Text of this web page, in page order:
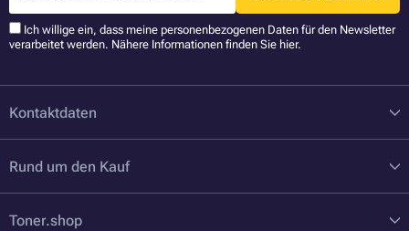
Ich willige ein, dass meine personenbezogenen Daten für den Newsletter
verarbeitet werden. Nähere Informationen finden Sie hier.
Kontaktdaten
Rund um den Kauf
Toner.shop